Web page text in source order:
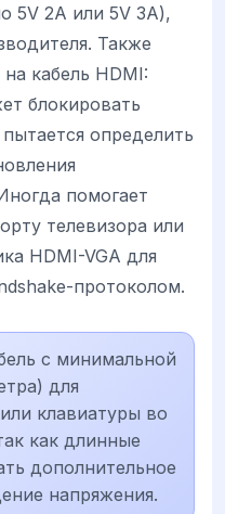
5V 2A или 5V 3A),
Также
кабель HDMI:
блокировать
определить
помогает
телевизора или
HDMI-VGA для
протоколом.
с минимальной
для
клавиатуры во
как длинные
дополнительное
напряжения.